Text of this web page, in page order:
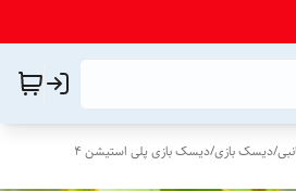
/دیسک بازی/دیسک بازی پلی استیشن 4